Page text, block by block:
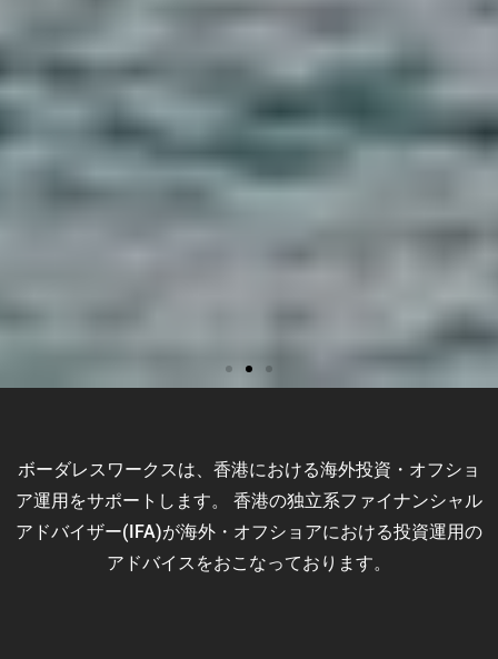
ボーダレスワークスは、香港における海外投資・オフショ
ア運用をサポートします。
香港の独立系ファイナンシャル
アドバイザー(IFA)が海外・オフショアにおける投資運用の
アドバイスをおこなっております。